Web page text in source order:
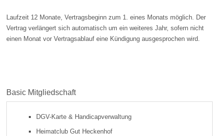
Laufzeit 12 Monate, Vertragsbeginn zum 1. eines Monats möglich. Der
Vertrag verlängert sich automatisch um ein weiteres Jahr, sofern nicht
einen Monat vor Vertragsablauf eine Kündigung ausgesprochen wird.
Basic Mitgliedschaft
DGV-Karte & Handicapverwaltung
Heimatclub Gut Heckenhof